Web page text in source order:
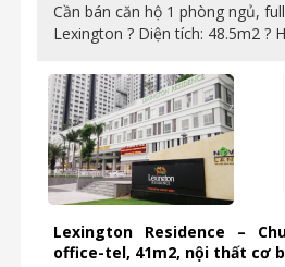
Cần bán căn hộ 1 phòng ngủ,
Lexington ? Diện tích: 48.5m2 ?
Lexington Residence –
office-tel, 41m2, nội thất cơ